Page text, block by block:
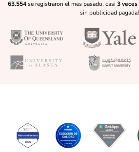
63.554se registraron el mes pasado, casi 3 veces
sin publicidad pagada!